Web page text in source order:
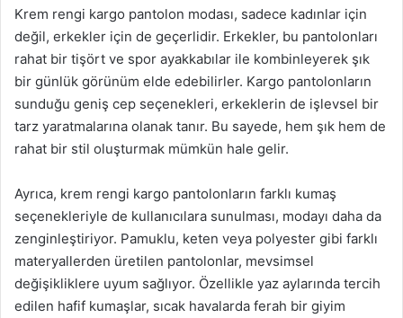
Krem rengi kargo pantolon modası, sadece kadınlar için
değil, erkekler için de geçerlidir. Erkekler, bu pantolonları
rahat bir tişört ve spor ayakkabılar ile kombinleyerek şık
bir günlük görünüm elde edebilirler. Kargo pantolonların
sunduğu geniş cep seçenekleri, erkeklerin de işlevsel bir
tarz yaratmalarına olanak tanır. Bu sayede, hem şık hem de
rahat bir stil oluşturmak mümkün hale gelir.
Ayrıca, krem rengi kargo pantolonların farklı kumaş
seçenekleriyle de kullanıcılara sunulması, modayı daha da
zenginleştiriyor. Pamuklu, keten veya polyester gibi farklı
materyallerden üretilen pantolonlar, mevsimsel
değişikliklere uyum sağlıyor. Özellikle yaz aylarında tercih
edilen hafif kumaşlar, sıcak havalarda ferah bir giyim